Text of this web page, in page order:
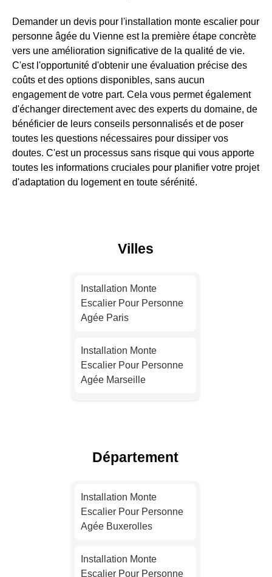
Demander un devis pour l'installation monte escalier pour
personne âgée du Vienne est la première étape concrète
vers une amélioration significative de la qualité de vie.
C'est l'opportunité d'obtenir une évaluation précise des
coûts et des options disponibles, sans aucun
engagement de votre part. Cela vous permet également
d'échanger directement avec des experts du domaine, de
bénéficier de leurs conseils personnalisés et de poser
toutes les questions nécessaires pour dissiper vos
doutes. C'est un processus sans risque qui vous apporte
toutes les informations cruciales pour planifier votre projet
d'adaptation du logement en toute sérénité.
Villes
Installation Monte
Escalier Pour Personne
Agée Paris
Installation Monte
Escalier Pour Personne
Agée Marseille
Département
Installation Monte
Escalier Pour Personne
Agée Buxerolles
Installation Monte
Escalier Pour Personne